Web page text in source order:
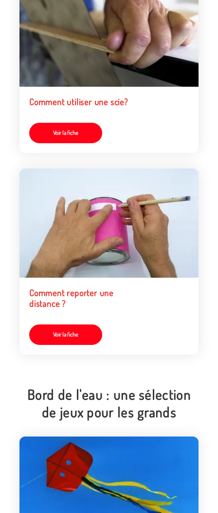
Comment utiliser une scie?
Voir la fiche
Comment reporter une
distance ?
Voir la fiche
Bord de l'eau : une sélection
de jeux pour les grands